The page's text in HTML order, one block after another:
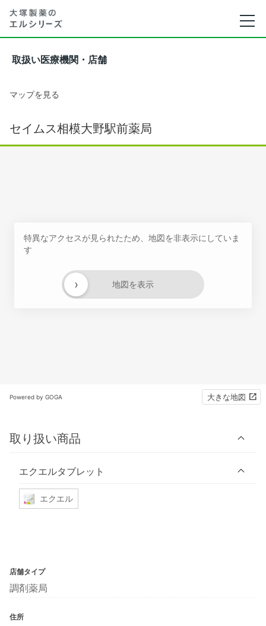
取扱い医療機関・店舗
マップを見る
セイムス相模大野駅前薬局
特異なアクセスが見られたため、地図を非表示にしていま
す
地図を表示
›
Powered by GOGA 大きな地図
取り扱い商品
エクエルタブレット
エクエル
店舗タイプ
調剤薬局
住所